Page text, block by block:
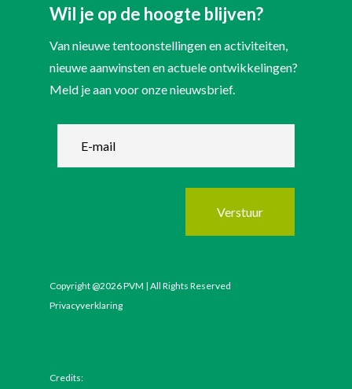
Wil je op de hoogte blijven?
Van nieuwe tentoonstellingen en activiteiten,
nieuwe aanwinsten en actuele ontwikkelingen?
Meld je aan voor onze nieuwsbrief.
Verstuur
Copyright @2026 PVM | All Rights Reserved
Privacyverklaring
Credits: